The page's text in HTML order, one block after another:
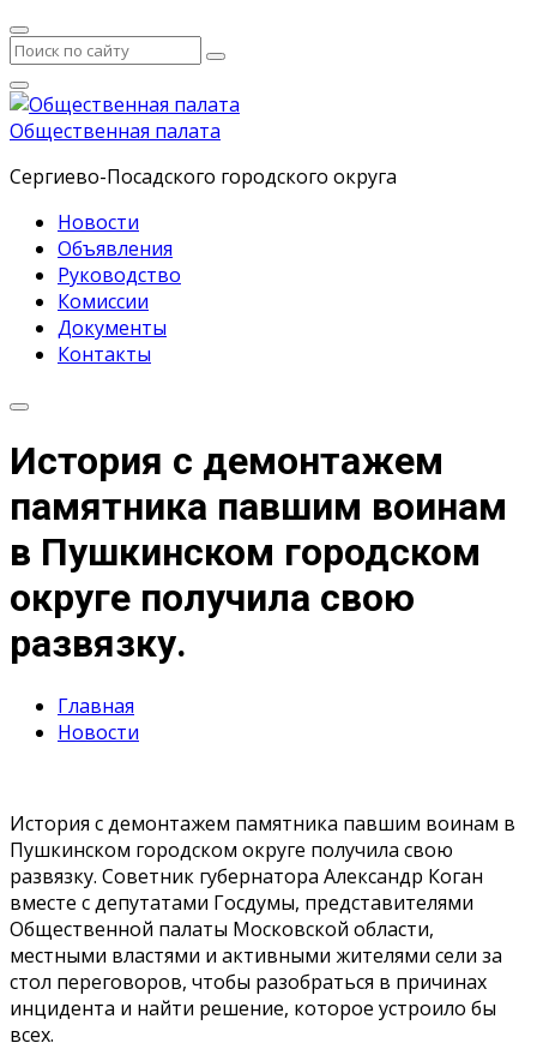
Общественная палата
Сергиево-Посадского городского округа
Новости
Объявления
Руководство
Комиссии
Документы
Контакты
История с демонтажем
памятника павшим воинам
в Пушкинском городском
округе получила свою
развязку.
Главная
Новости
История с демонтажем памятника павшим воинам в
Пушкинском городском округе получила свою
развязку. Советник губернатора Александр Коган
вместе с депутатами Госдумы, представителями
Общественной палаты Московской области,
местными властями и активными жителями сели за
стол переговоров, чтобы разобраться в причинах
инцидента и найти решение, которое устроило бы
всех.